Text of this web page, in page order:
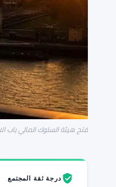
فتح هيئة السلوك المالي باب
درجة ثقة المجتمع